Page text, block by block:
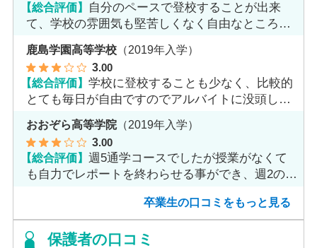
【総合評価】 自分のペースで登校することが出来
て、学校の雰囲気も堅苦しくなく自由なところが
鹿島学園高等学校 （2019年入学）
3.00
【総合評価】学校に登校することも少なく、比較的
とても毎日が自由ですのでアルバイトに没頭して
おおぞら高等学院（2019年入学）
3.00
【総合評価】週5通学コースでしたが授業がなくて
も自力でレポートを終わらせる事ができ、週2のコ
卒業生の口コミをもっと見る
保護者の口コミ